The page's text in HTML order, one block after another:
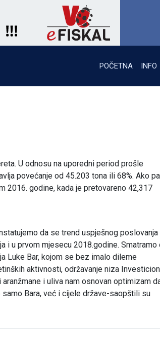
POČETNA INFO
U odnosu na uporedni period prošle
povećanje od 45.203 tona ili 68%. Ako
2016. godine, kada je pretovareno 42,317
da se trend uspješnog poslovanja
i u prvom mjesecu 2018.godine. Smatramo
Luke Bar, kojom se bez imalo dileme
aktivnosti, održavanje niza
i uliva nam osnovan optimizam
Bara, već i cijele države-saopštili su